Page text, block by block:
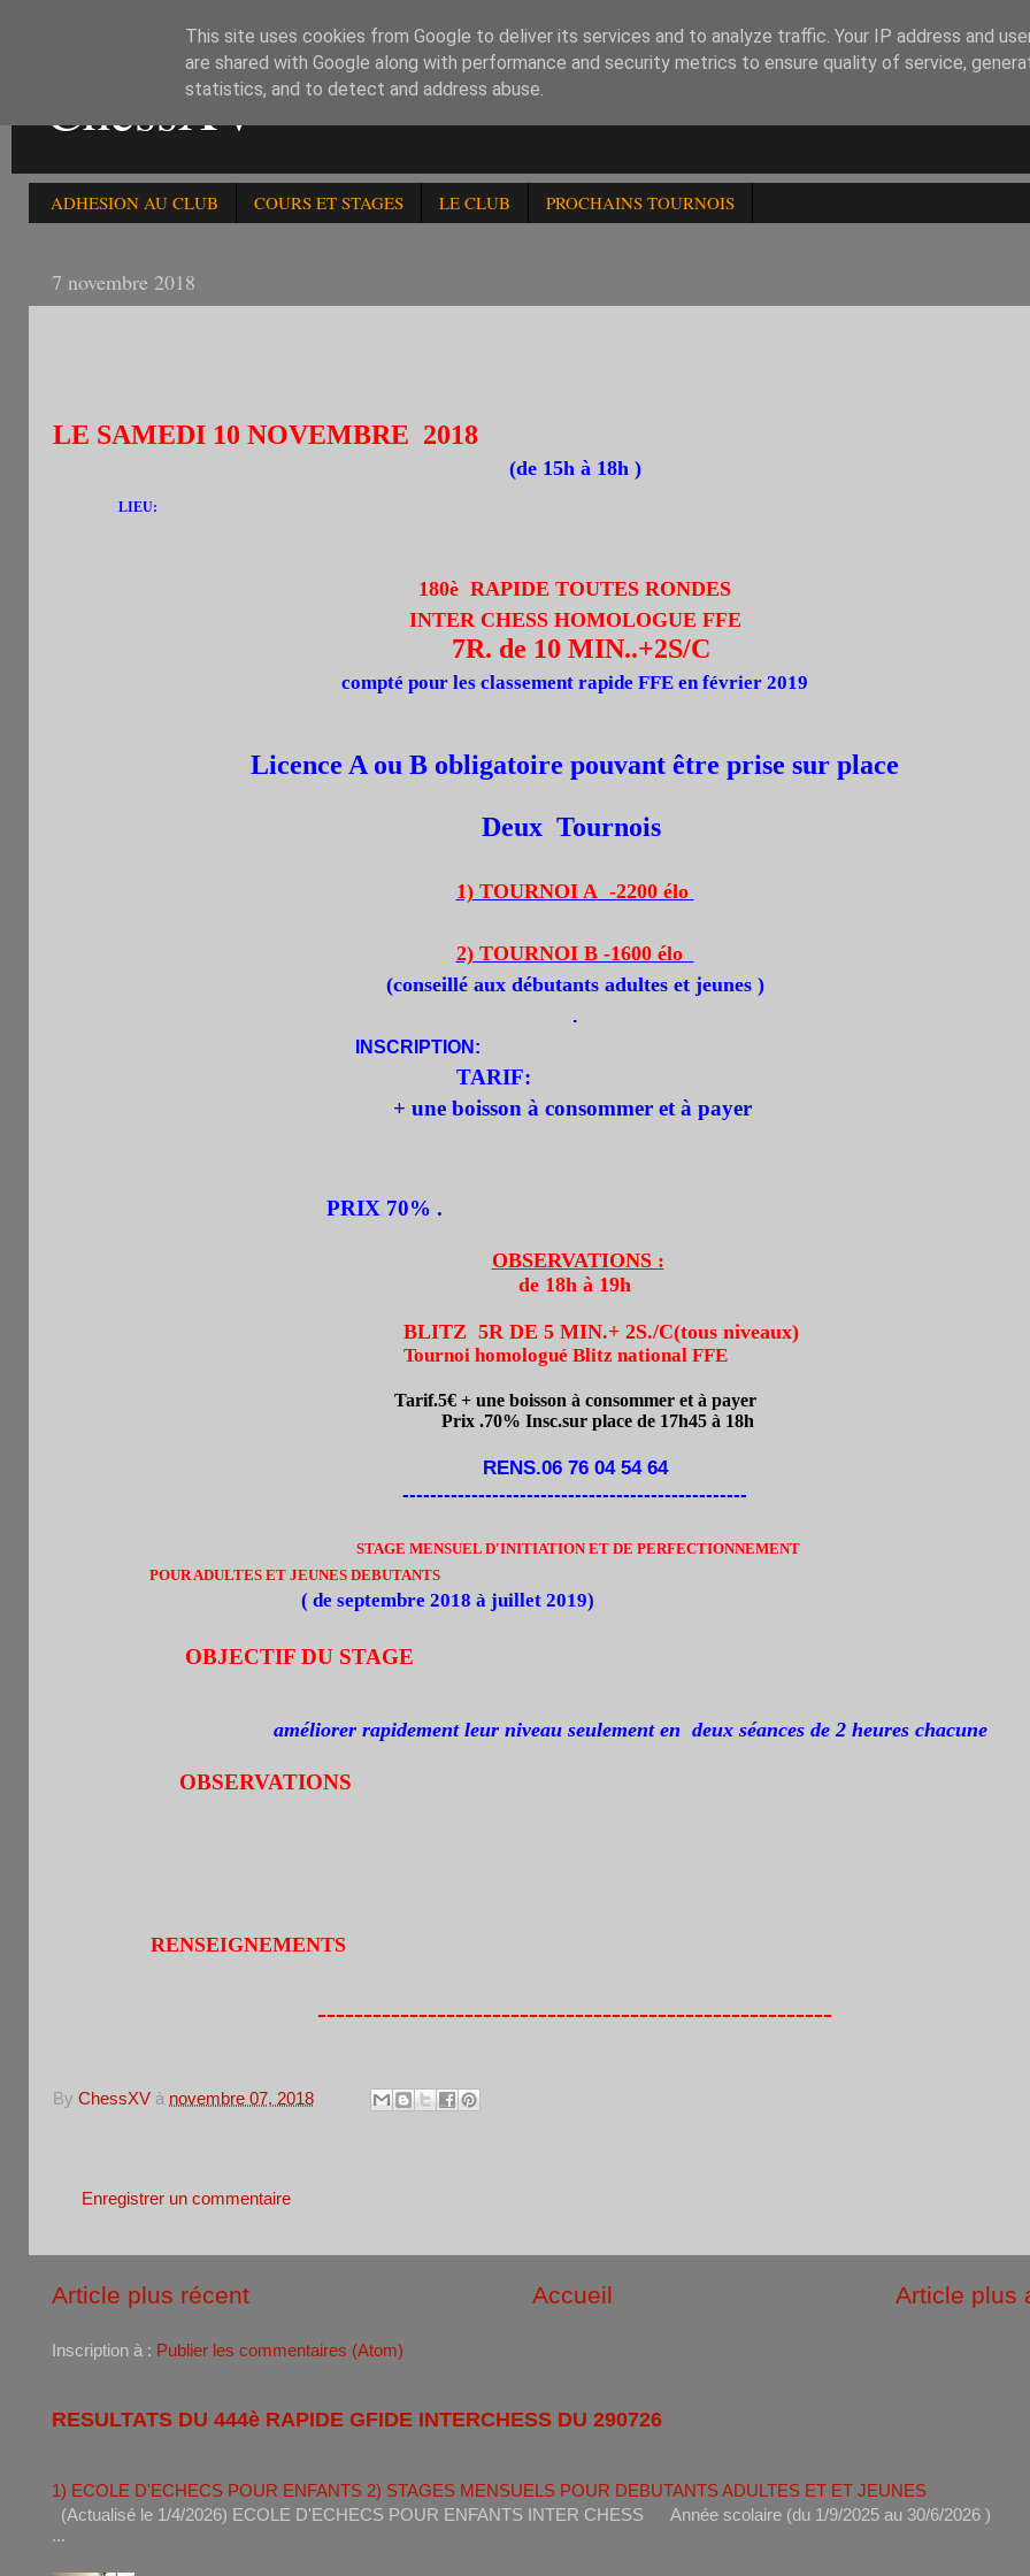
ChessXV
ADHESION AU CLUB COURS ET STAGES LE CLUB PROCHAINS TOURNOIS
7 novembre 2018
LE SAMEDI 10 NOVEMBRE 2018
(de 15h à 18h )
LIEU:
180è RAPIDE TOUTES RONDES
INTER CHESS HOMOLOGUE FFE
7R. de 10 MIN..+2S/C
compté pour les classement rapide FFE en février 2019
Licence A ou B obligatoire pouvant être prise sur place
Deux Tournois
1) TOURNOI A -2200 élo
2) TOURNOI B -1600 élo
(conseillé aux débutants adultes et jeunes)
.
INSCRIPTION:
TARIF:
+ une boisson à consommer et à payer
PRIX 70% .
OBSERVATIONS :
de 18h à 19h
BLITZ 5R DE 5 MIN.+ 2S./C(tous niveaux)
Tournoi homologué Blitz national FFE
Tarif.5€ + une boisson à consommer et à payer
Prix .70% Insc.sur place de 17h45 à 18h
RENS.06 76 04 54 64
--------------------------------------------------
STAGE MENSUEL D'INITIATION ET DE PERFECTIONNEMENT
POUR ADULTES ET JEUNES DEBUTANTS
( de septembre 2018 à juillet 2019)
OBJECTIF DU STAGE
améliorer rapidement leur niveau seulement en deux séances de 2 heures chacune
OBSERVATIONS
RENSEIGNEMENTS
--------------------------------------------------------
By ChessXV à novembre 07, 2018
Enregistrer un commentaire
Article plus récent Article plus
Accueil
Inscription à : Publier les commentaires (Atom)
RESULTATS DU 444è RAPIDE GFIDE INTERCHESS DU 290726
1) ECOLE D'ECHECS POUR ENFANTS 2) STAGES MENSUELS POUR DEBUTANTS ADULTES ET ET JEUNES
(Actualisé le 1/4/2026) ECOLE D'ECHECS POUR ENFANTS INTER CHESS Année scolaire (du 1/9/2025 au 30/
...
This site uses cookies from Google to deliver its services and to analyze traffic. Your IP address and
are shared with Google along with performance and security metrics to ensure quality of service,
statistics, and to detect and address abuse.